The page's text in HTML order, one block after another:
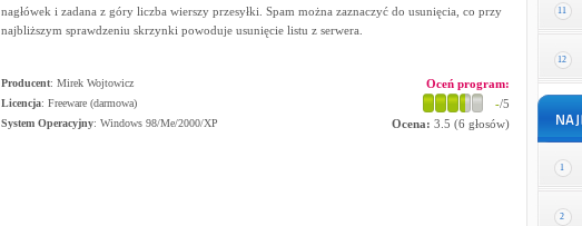
nagłówek i zadana z góry liczba wierszy przesyłki. Spam można zaznaczyć do usunięcia, co przy
najbliższym sprawdzeniu skrzynki powoduje usunięcie listu z serwera.
Producent: Mirek Wojtowicz
Licencja: Freeware (darmowa)
System Operacyjny: Windows 98/Me/2000/XP
Oceń program:
-/5
Ocena: 3.5 (6 głosów)
11
12
1
2